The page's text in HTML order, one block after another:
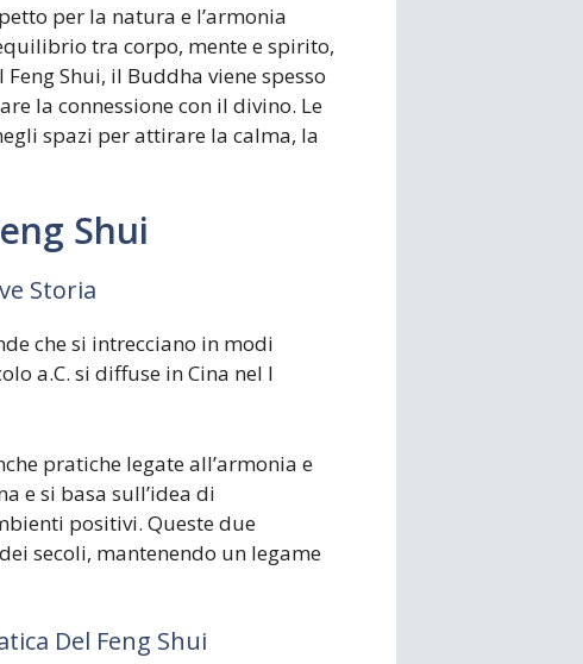
per la natura e l’armonia
tra corpo, mente e spirito,
Shui, il Buddha viene spesso
la connessione con il divino. Le
spazi per attirare la calma, la
Shui
Storia
che si intrecciano in modi
a.C. si diffuse in Cina nel I
pratiche legate all’armonia e
e si basa sull’idea di
positivi. Queste due
secoli, mantenendo un legame
Del Feng Shui